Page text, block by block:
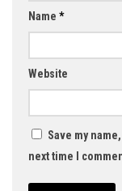
Name *
Website
Save my
next time I